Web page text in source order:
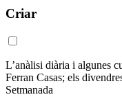
Criar
L’anàlisi diària i algunes
Ferran Casas; els
Setmanada